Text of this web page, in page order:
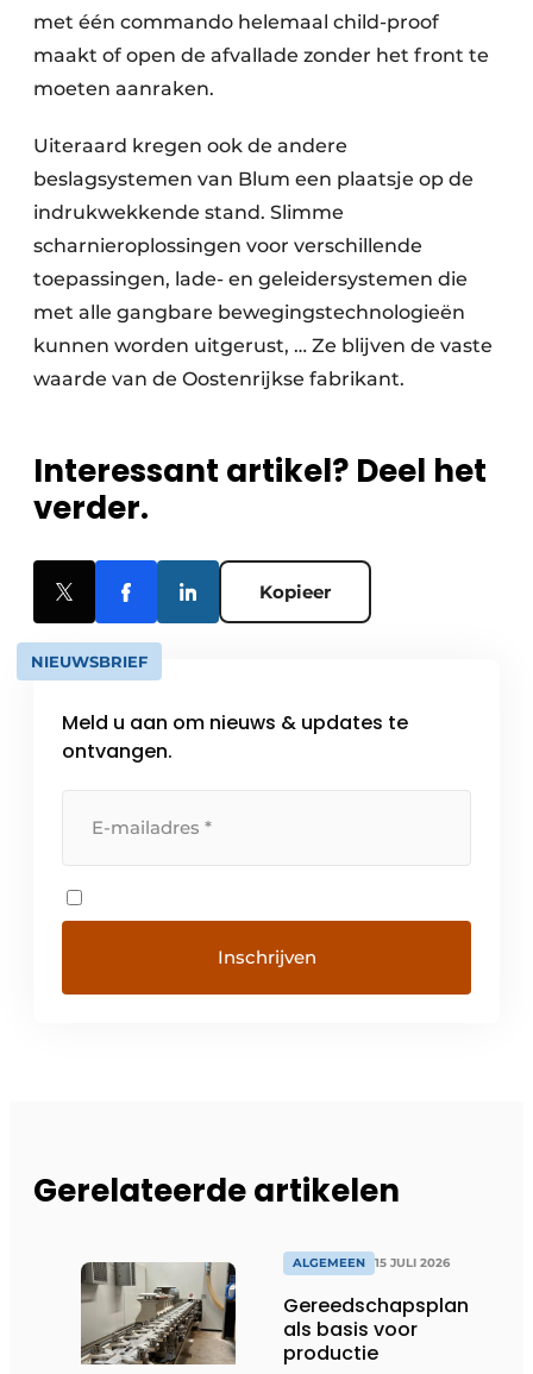
met één commando helemaal child-proof
maakt of open de afvallade zonder het front te
moeten aanraken.
Uiteraard kregen ook de andere
beslagsystemen van Blum een plaatsje op de
indrukwekkende stand. Slimme
scharnieroplossingen voor verschillende
toepassingen, lade- en geleidersystemen die
met alle gangbare bewegingstechnologieën
kunnen worden uitgerust, … Ze blijven de vaste
waarde van de Oostenrijkse fabrikant.
Interessant artikel? Deel het
verder.
Kopieer
NIEUWSBRIEF
Meld u aan om nieuws & updates te
ontvangen.
Gerelateerde artikelen
ALGEMEEN 15 JULI 2026
Gereedschapsplan
als basis voor
productie